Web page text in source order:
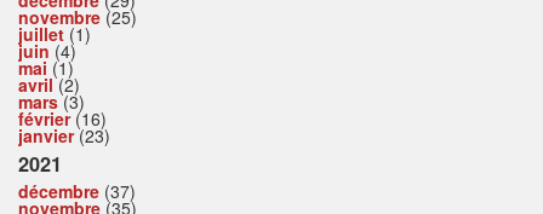
novembre (25)
juillet (1)
juin (4)
mai (1)
avril(2)
mars(3)
février(16)
janvier(23)
2021
décembre (37)
novembre (35)